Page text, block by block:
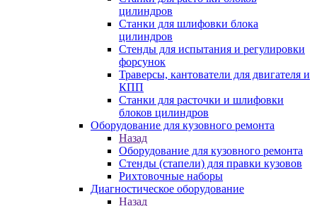
цилиндров
Станки для шлифовки блока
цилиндров
Стенды для испытания и регулировки
форсунок
Траверсы, кантователи для двигателя и
КПП
Станки для расточки и шлифовки
блоков цилиндров
Оборудование для кузовного ремонта
Назад
Оборудование для кузовного ремонта
Стенды (стапели) для правки кузовов
Рихтовочные наборы
Диагностическое оборудование
Назад